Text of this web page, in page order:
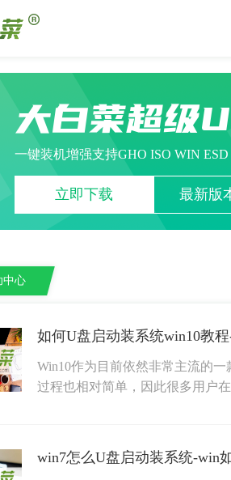
大白菜超级
一键装机增强支持GHO ISO WIN
立即下载 最新版
中心
Win10作为目前依然非常主流的
过程也相对简单，因此很多用户
win7怎么U盘启动装系统-win